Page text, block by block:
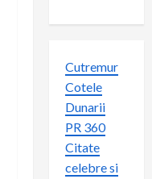
Cutremur
Cotele
Dunarii
PR 360
Citate
celebre si